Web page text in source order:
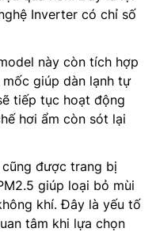
Inverter có chỉ số
này còn tích hợp
giúp dàn lạnh tự
tiếp tục hoạt động
hơi ẩm còn sót lại
được trang bị
giúp loại bỏ mùi
khí. Đây là yếu tố
tâm khi lựa chọn